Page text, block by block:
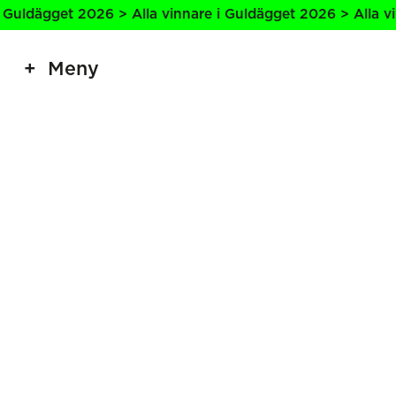
2026 > Alla vinnare i Guldägget 2026 > Alla
Meny